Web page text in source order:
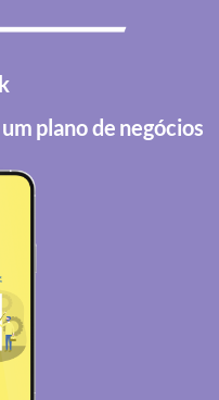
plano de negócios